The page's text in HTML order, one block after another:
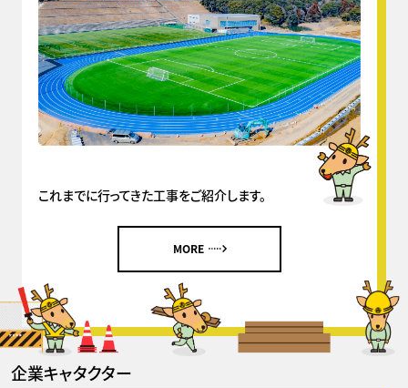
これまでに行ってきた工事をご紹介します。
MORE
企業キャタクター